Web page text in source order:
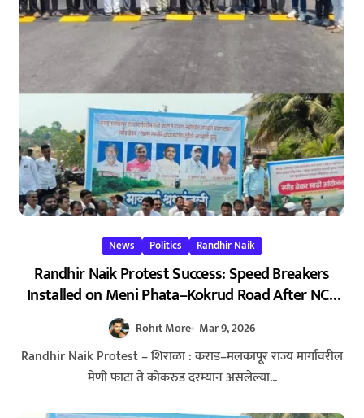
News Politics Randhir Naik
Randhir Naik Protest Success: Speed Breakers
Installed on Meni Phata–Kokrud Road After NCP
Agitation – रणधीर नाईक यांच्या आंदोलनाला यश : मेणी
फाटा–कोकरुड मार्गावर गतिरोधक बसविण्यास सुरुवात
23/02/2026
Rohit More Mar 9, 2026
Randhir Naik Protest – शिराळा : कराड–मलकापूर राज्य मार्गावरील
मेणी फाटा ते कोकरुड दरम्यान असलेल्या...